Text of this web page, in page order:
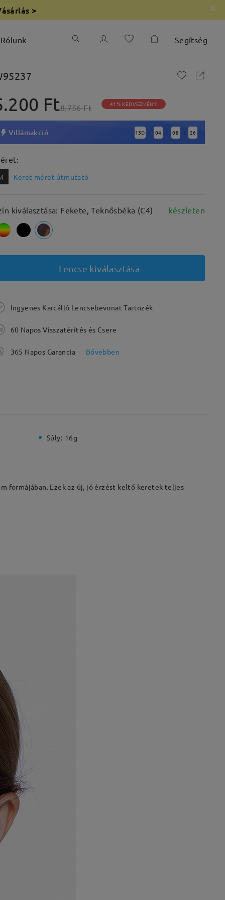
>
Rólunk Segítség
Ft8.756 Ft 41% KEDVEZMÉNY
Villámakció 15D : 04 : 08 : 24
Keret méret útmutató
kiválasztása: Fekete, Teknősbéka (C4) készleten
Lencse kiválasztása
Ingyenes Karcálló Lencsebevonat Tartozék
60 Napos Visszatérítés és Csere
365 Napos Garancia Bővebben
Súly: 16g
formájában. Ezek az új, jó érzést keltő keretek teljes